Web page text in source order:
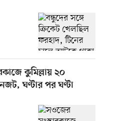
কুমিল্লায় ২০
ঘণ্টার পর ঘণ্টা